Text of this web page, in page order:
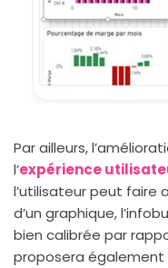
Par ailleurs,
l’expérience
l’utilisateur peut faire
d’un graphique,
bien calibrée par
proposera également